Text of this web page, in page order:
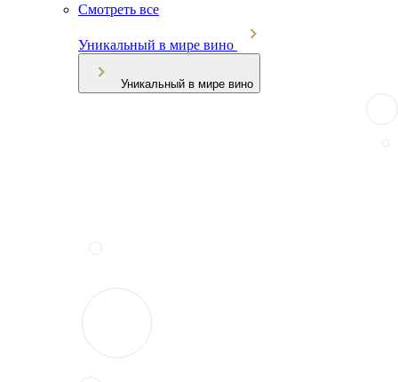
Смотреть все
Уникальный в мире вино
Уникальный в мире вино